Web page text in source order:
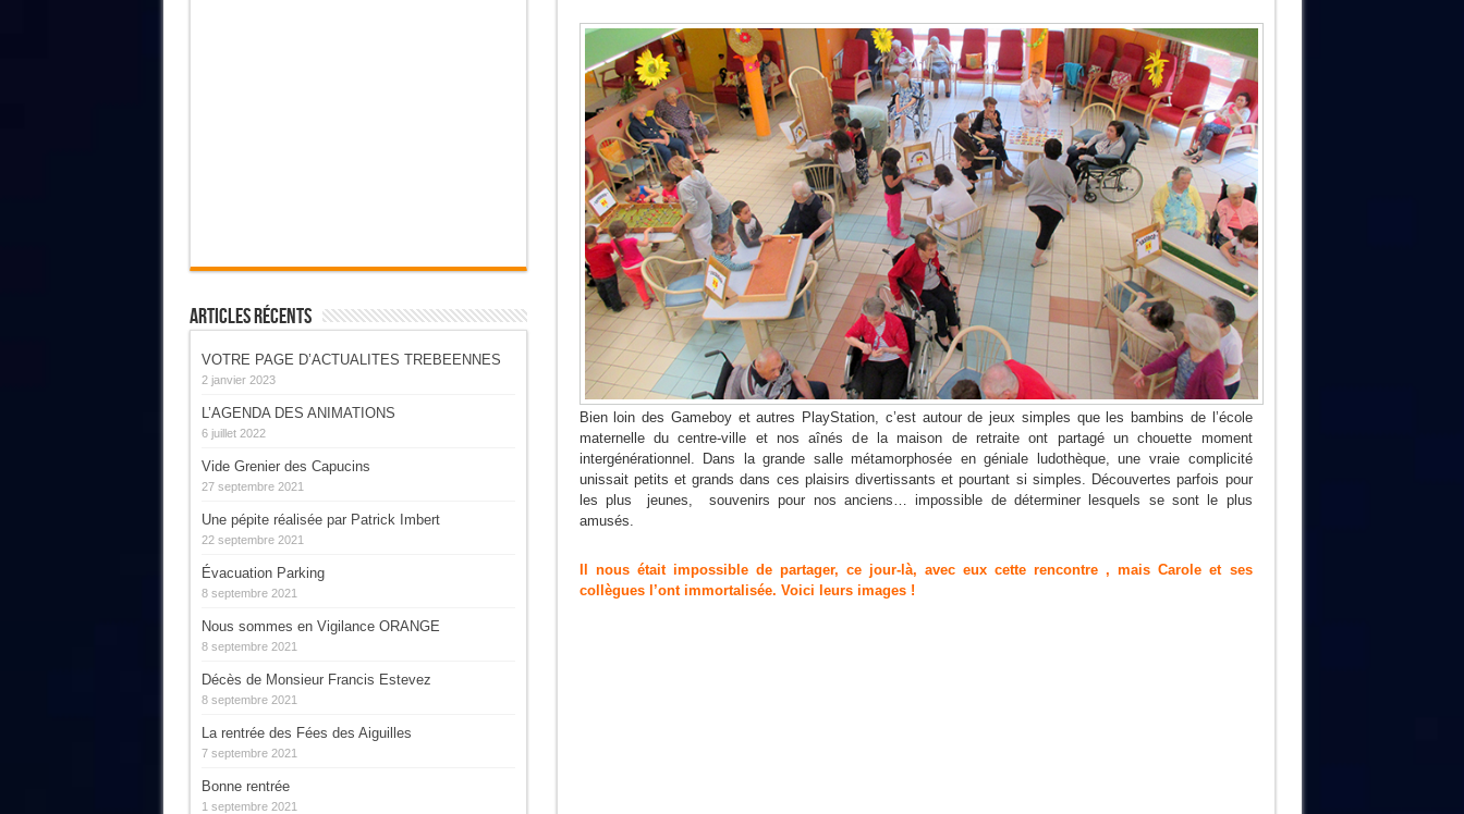
Bien loin des Gameboy et autres PlayStation, c’est autour de jeux simples que les bambins de l’école
maternelle du centre-ville et nos aînés de la maison de retraite ont partagé un chouette moment
intergénérationnel. Dans la grande salle métamorphosée en géniale ludothèque, une vraie complicité
unissait petits et grands dans ces plaisirs divertissants et pourtant si simples. Découvertes parfois pour
les plus jeunes, souvenirs pour nos anciens… impossible de déterminer lesquels se sont le plus
amusés.
Il nous était impossible de partager, ce jour-là, avec eux cette rencontre , mais Carole et ses
collègues l’ont immortalisée. Voici leurs images !
Articles Récents
VOTRE PAGE D’ACTUALITES TREBEENNES
2 janvier 2023
L’AGENDA DES ANIMATIONS
6 juillet 2022
Vide Grenier des Capucins
27 septembre 2021
Une pépite réalisée par Patrick Imbert
22 septembre 2021
Évacuation Parking
8 septembre 2021
Nous sommes en Vigilance ORANGE
8 septembre 2021
Décès de Monsieur Francis Estevez
8 septembre 2021
La rentrée des Fées des Aiguilles
7 septembre 2021
Bonne rentrée
1 septembre 2021